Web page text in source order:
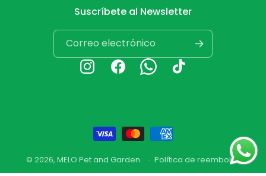
Suscríbete al Newsletter
Correo electrónico
InstagramFacebookWhatsappTikTok
Formas
de
pago
© 2026, MELO Pet and Garden.
Política de reembolso